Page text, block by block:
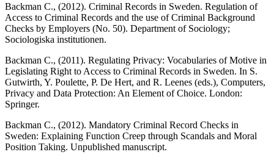
Backman C., (2012). Criminal Records in Sweden. Regulation of
Access to Criminal Records and the use of Criminal Background
Checks by Employers (No. 50). Department of Sociology;
Sociologiska institutionen.
Backman C., (2011). Regulating Privacy: Vocabularies of Motive in
Legislating Right to Access to Criminal Records in Sweden. In S.
Gutwirth, Y. Poulette, P. De Hert, and R. Leenes (eds.), Computers,
Privacy and Data Protection: An Element of Choice. London:
Springer.
Backman C., (2012). Mandatory Criminal Record Checks in
Sweden: Explaining Function Creep through Scandals and Moral
Position Taking. Unpublished manuscript.